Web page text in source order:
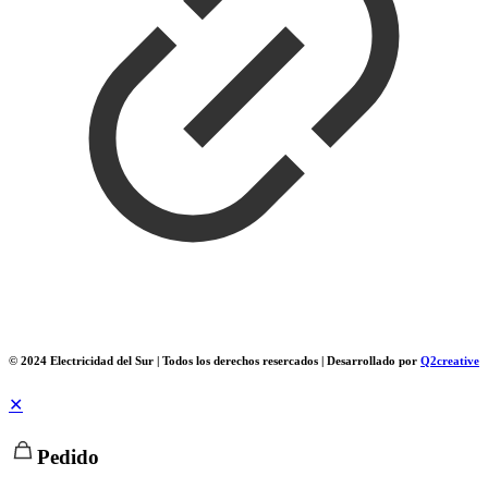
© 2024 Electricidad del Sur | Todos los derechos resercados | Desarrollado por Q2creative
✕
Pedido